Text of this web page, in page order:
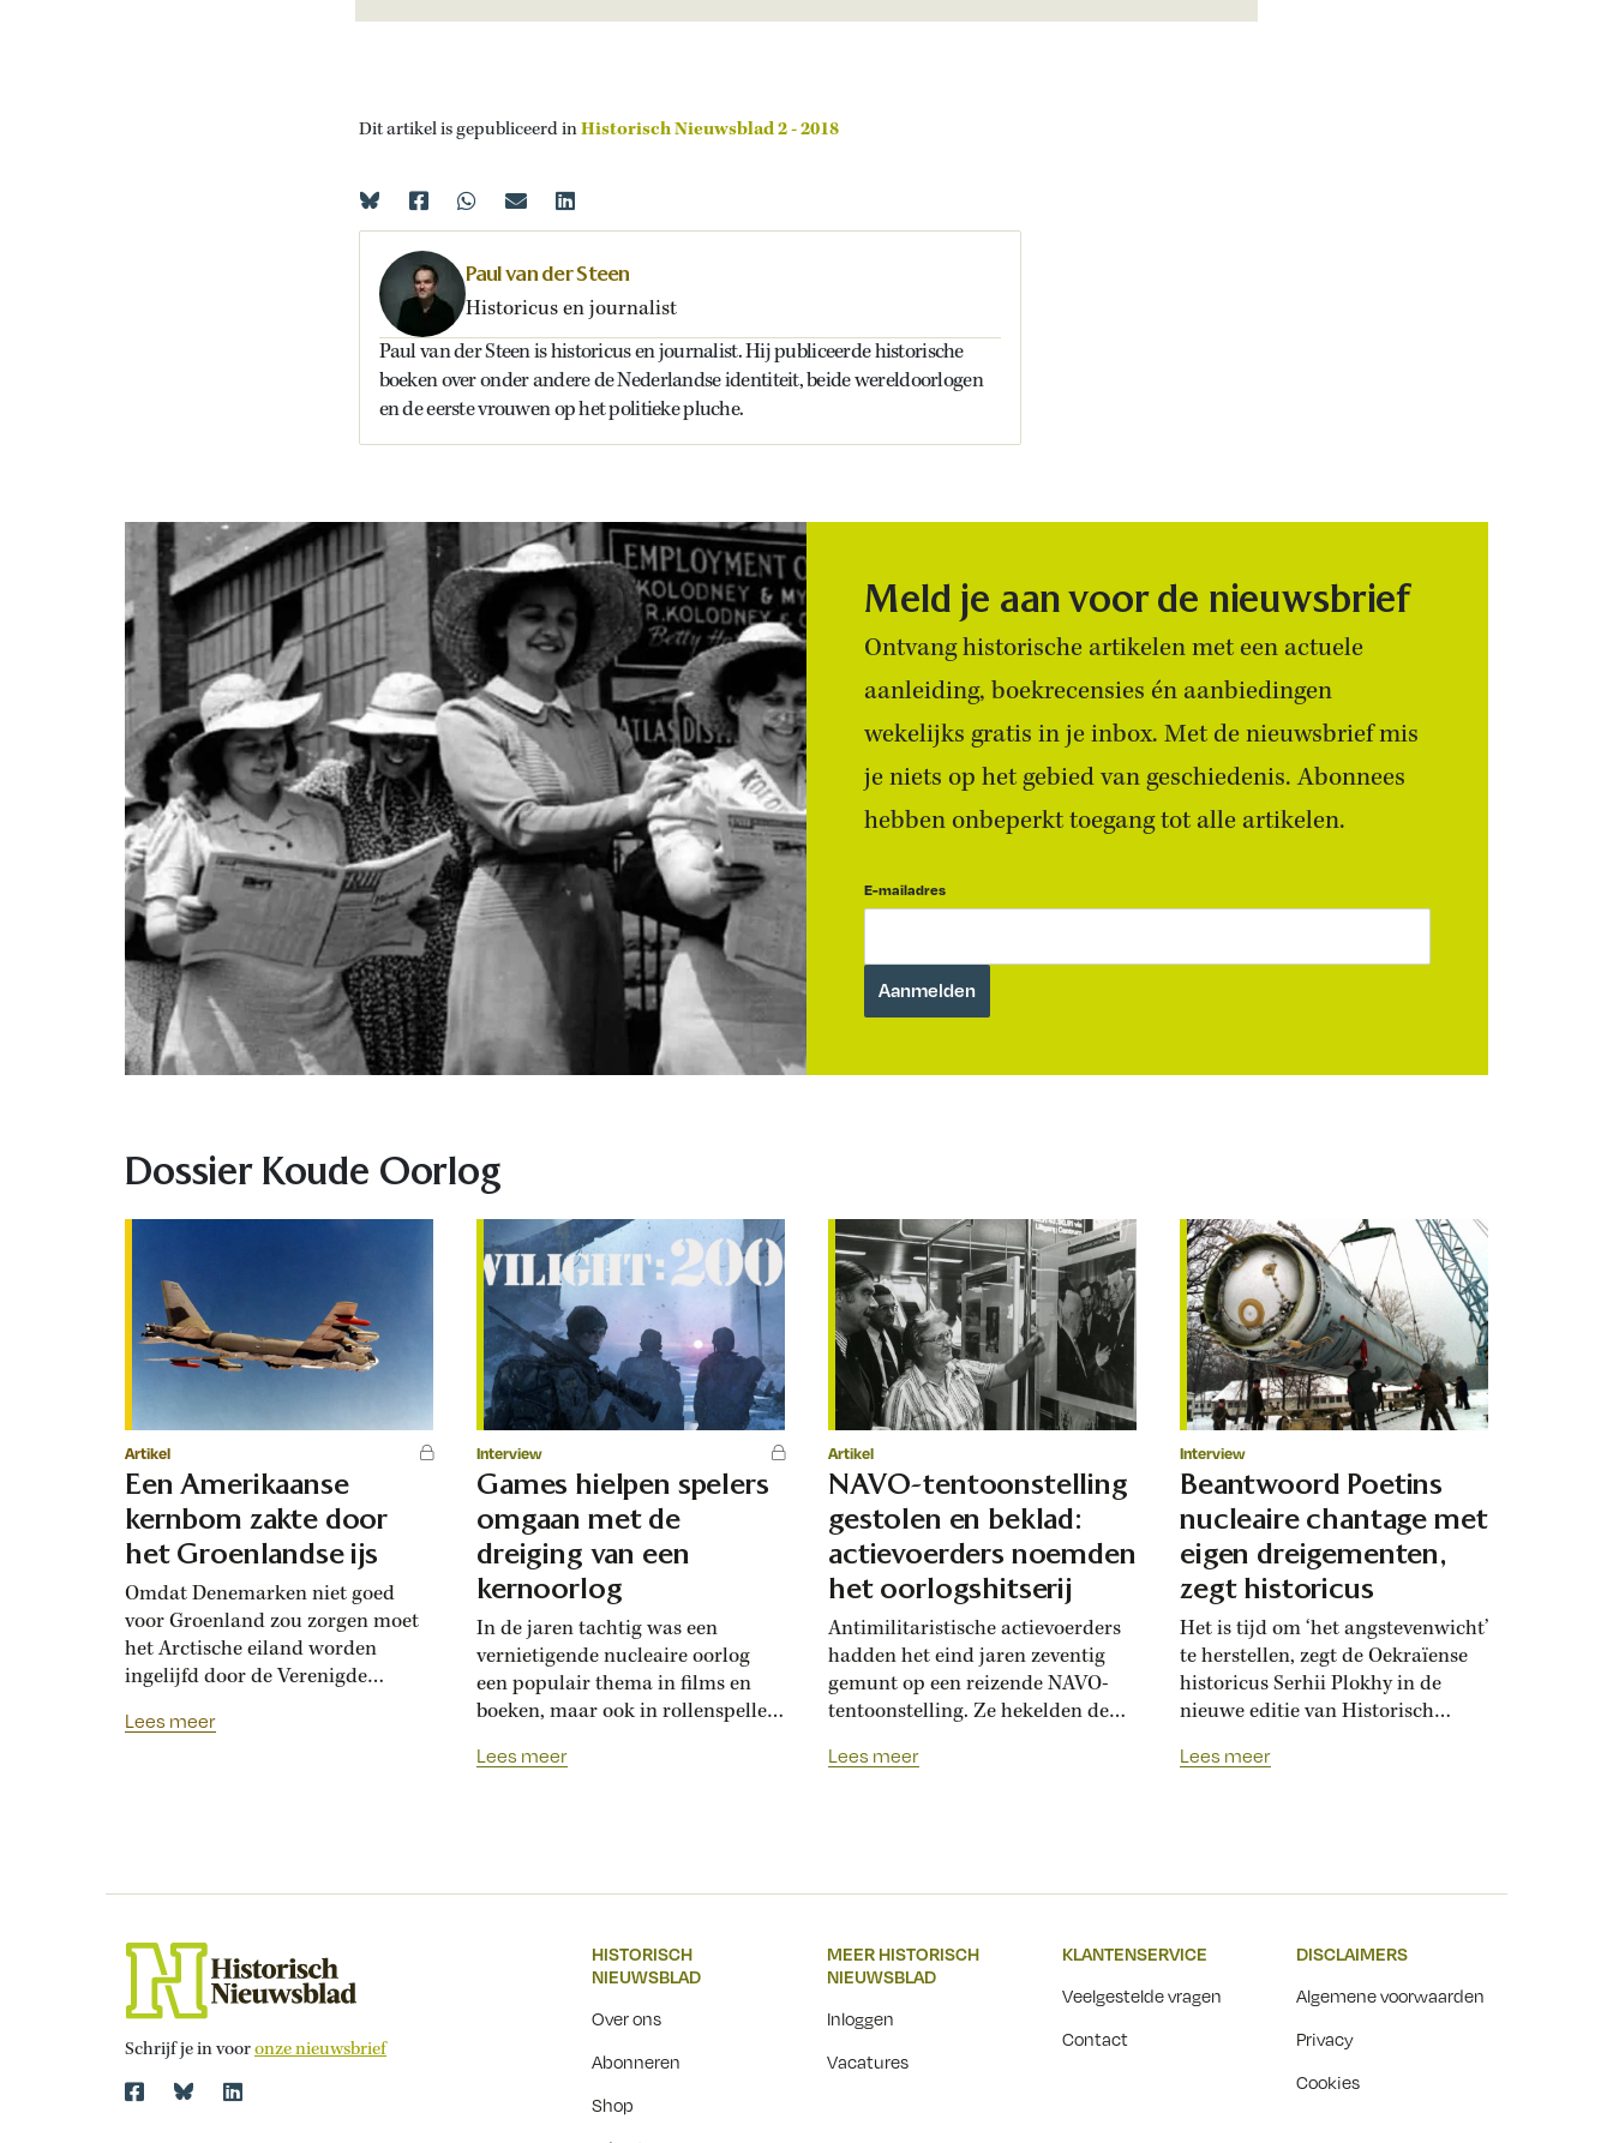
Dit artikel is gepubliceerd inHistorisch Nieuwsblad 2 - 2018
Paul van der Steen
Historicus en journalist
Paul van der Steen is historicus en journalist. Hij publiceerde historische
boeken over onder andere de Nederlandse identiteit, beide wereldoorlogen
en de eerste vrouwen op het politieke pluche.
Meld je aan voor de nieuwsbrief
Ontvang historische artikelen met een actuele
aanleiding, boekrecensies én aanbiedingen
wekelijks gratis in je inbox. Met de nieuwsbrief mis
je niets op het gebied van geschiedenis. Abonnees
hebben onbeperkt toegang tot alle artikelen.
E-mailadres
Dossier Koude Oorlog
Artikel
Een Amerikaanse
kernbom zakte door
het Groenlandse ijs
Omdat Denemarken niet goed
voor Groenland zou zorgen moet
het Arctische eiland worden
ingelijfd door de Verenigde
1968 richtten de VS zelf grote
onderzoek van...
Lees meer
Interview
Games hielpen spelers
omgaan met de
dreiging van een
kernoorlog
In de jaren tachtig was een
vernietigende nucleaire oorlog
een populair thema in films en
boeken, maar ook in rollenspellen.
onderzoek naar deze tabletop
Lees meer
Artikel
NAVO-tentoonstelling
gestolen en beklad:
actievoerders noemden
het oorlogshitserij
Antimilitaristische actievoerders
hadden het eind jaren zeventig
gemunt op een reizende NAVO-
tentoonstelling. Ze hekelden de
organiseerden daarom eigen anti-
1979 hadden onbekenden vrijwel
de gehele ‘Nederland 30 Jaar in de
NAVO’-tentoonstelling...
Lees meer
Interview
Beantwoord Poetins
nucleaire chantage met
eigen dreigementen,
zegt historicus
Het is tijd om ‘het angstevenwicht’
te herstellen, zegt de Oekraïense
historicus Serhii Plokhy in de
nieuwe editie van Historisch
wederzijdse vernietiging door
Plokhy...
Lees meer
Schrijf je in vooronze nieuwsbrief
HISTORISCH
NIEUWSBLAD
Over ons
Abonneren
Shop
MEER HISTORISCH
NIEUWSBLAD
Inloggen
Vacatures
KLANTENSERVICE
Veelgestelde vragen
Contact
DISCLAIMERS
Algemene voorwaarden
Privacy
Cookies